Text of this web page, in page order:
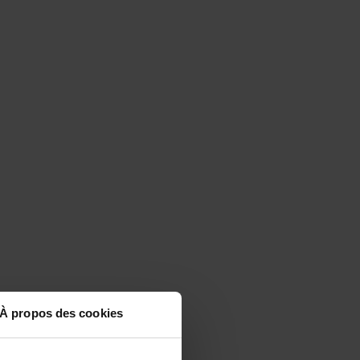
À propos des cookies